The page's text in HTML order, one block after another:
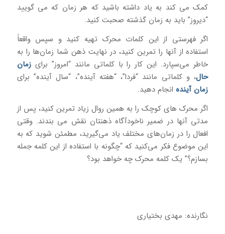
کمک می کند به یاد داشته باشید که هر زمان که می گویید
“دیروز” باید به زمان گذشته صحبت کنید.
اگر فهرستی از این کلمات محرک تهیه کنید و سپس واقعاً
استفاده از آنها را تمرین کنید، در نهایت ذهن شما زمان‌ها را به
خاطر می‌سپارد. این کار را با کلماتی مانند “امروز” برای زمان
حال، و کلماتی مانند “فردا”، “هفته آینده”، “سال آینده” برای
زمان آیندهانجام دهید.
اگر محرک های کوچک را به همین روال زیاد تمرین کنید، پس از
مدتی آنها در ضمیر ناخودآگاه ذهنتان نقش می بندند. وقتی
افعال را در زمان‌های مختلف یاد می‌گیرید، مطمئن شوید که به
این موضوع فکر می‌کنید که “چگونه با استفاده از این کلمه جمله
بسازم؟” یک کلمه محرک چه خواهد بود؟
نگارنده: مهدی بختیاری